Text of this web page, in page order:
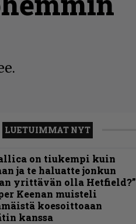
LUETUIMMAT NYT
on tiukempi kuin
ja te haluatte jonkun
yrittävän olla Hetfield?”
Keenan muisteli
koesoittoaan
kanssa